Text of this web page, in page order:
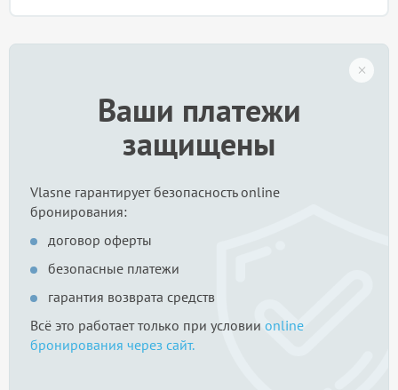
Ваши платежи
защищены
Vlasne гарантирует безопасность online
бронирования:
договор оферты
безопасные платежи
гарантия возврата средств
Всё это работает только при условии online
бронирования через сайт.